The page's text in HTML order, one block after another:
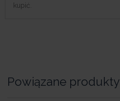
kupić.
Powiązane produkty